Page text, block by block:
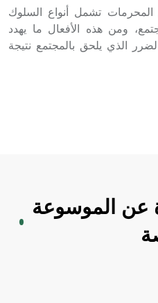
المحرمات تشمل أنواع السلوك
ومن هذه الأفعال ما يهدد
الذي يلحق بالمجتمع نتيجة
عن الموسوعة